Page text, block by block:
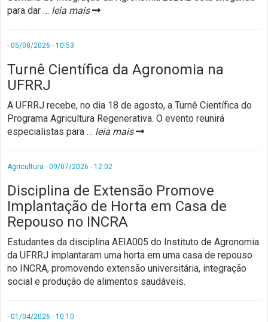
para dar… leia mais
- 05/08/2026 - 10:53
Turnê Científica da Agronomia na
UFRRJ
A UFRRJ recebe, no dia 18 de agosto, a Turnê Científica do
Programa Agricultura Regenerativa. O evento reunirá
especialistas para… leia mais
Agricultura - 09/07/2026 - 12:02
Disciplina de Extensão Promove
Implantação de Horta em Casa de
Repouso no INCRA
Estudantes da disciplina AEIA005 do Instituto de Agronomia
da UFRRJ implantaram uma horta em uma casa de repouso
no INCRA, promovendo extensão universitária, integração
social e produção de alimentos saudáveis.
- 01/04/2026 - 10:10